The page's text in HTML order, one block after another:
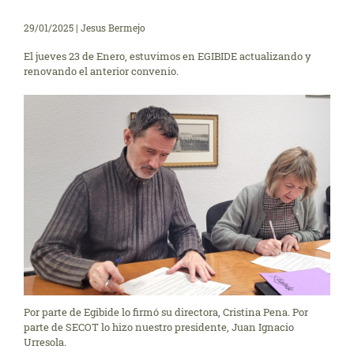
29/01/2025 | Jesus Bermejo
El jueves 23 de Enero, estuvimos en EGIBIDE actualizando y
renovando el anterior convenio.
Por parte de Egibide lo firmó su directora, Cristina Pena. Por
parte de SECOT lo hizo nuestro presidente, Juan Ignacio
Urresola.